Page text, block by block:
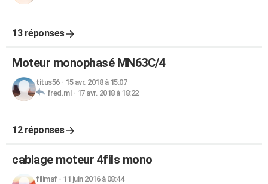
13 réponses
Moteur monophasé MN63C/4
titus56- 15 avr. 2018 à 15:07
fred.ml - 17 avr. 2018 à 18:22
12 réponses
cablage moteur 4fils mono
filimaf- 11 juin 2016 à 08:44